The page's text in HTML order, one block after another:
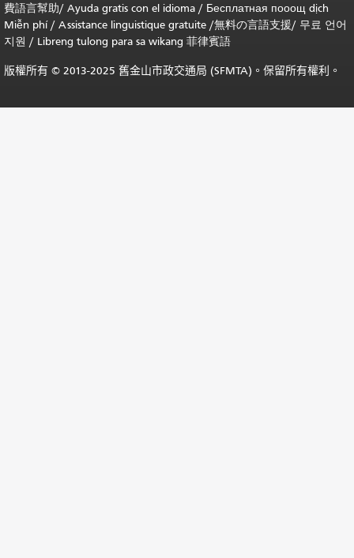
費語言幫助/ Ayuda gratis con el idioma / Бесплатная пооощ dịch
Miễn phí/ Assistance linguistique gratuite /無料の言語支援/ 무료 언어
지원 / Libreng tulong para sa wikang 菲律賓語
版權所有 © 2013-2025 舊金山市政交通局 (SFMTA)。保留所有權利。